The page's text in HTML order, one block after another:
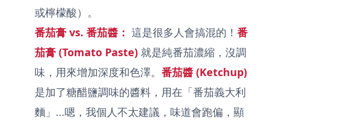
或檸檬酸）。
番茄膏 vs. 番茄醬： 這是很多人會搞混的！ 番
茄膏 (Tomato Paste) 就是純番茄濃縮，沒調
味，用來增加深度和色澤。 番茄醬 (Ketchup)
是加了糖醋鹽調味的醬料，用在「番茄義大利
麵」...嗯，我個人不太建議，味道會跑偏，顯